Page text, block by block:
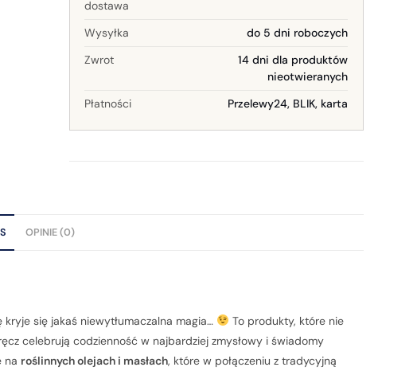
dostawa
Wysyłka
do 5 dni roboczych
Zwrot
14 dni dla produktów
nieotwieranych
Płatności
Przelewy24, BLIK, karta
OPINIE (0)
się jakaś niewytłumaczalna magia…
To produkty, które nie
celebrują codzienność w najbardziej zmysłowy i świadomy
na roślinnych olejach i masłach, które w połączeniu z tradycyjną